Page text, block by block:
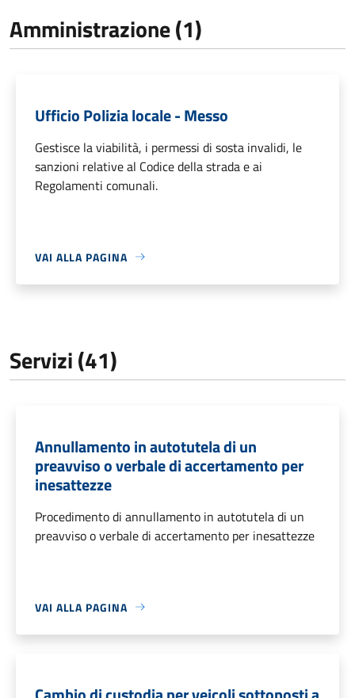
Amministrazione (1)
Ufficio Polizia locale - Messo
Gestisce la viabilità, i permessi di sosta invalidi, le
sanzioni relative al Codice della strada e ai
Regolamenti comunali.
VAI ALLA PAGINA
Servizi (41)
Annullamento in autotutela di un
preavviso o verbale di accertamento per
inesattezze
Procedimento di annullamento in autotutela di un
preavviso o verbale di accertamento per inesattezze
VAI ALLA PAGINA